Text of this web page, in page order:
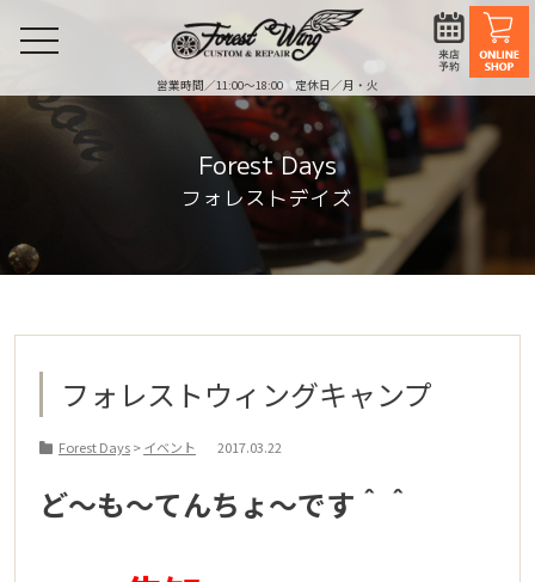
営業時間／11:00〜18:00 定休日／月・火
toggle
Forest Days
フォレストデイズ
フォレストウィングキャンプ
Forest Days>イベント 2017.03.22
ど～も～てんちょ～です＾＾